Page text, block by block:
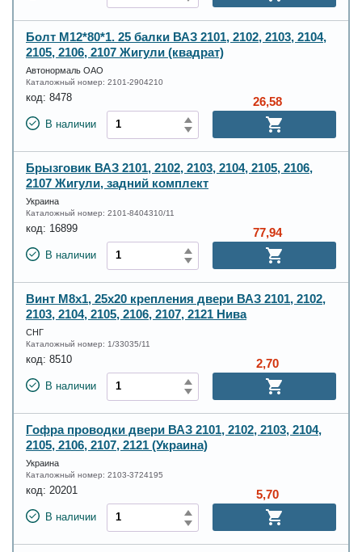
Болт М12*80*1. 25 балки ВАЗ 2101, 2102, 2103, 2104,
2105, 2106, 2107 Жигули (квадрат)
Автонормаль ОАО
Каталожный номер: 2101-2904210
код: 8478
В наличии
26,58
Брызговик ВАЗ 2101, 2102, 2103, 2104, 2105, 2106,
2107 Жигули, задний комплект
Украина
Каталожный номер: 2101-8404310/11
код: 16899
В наличии
77,94
Винт М8х1, 25х20 крепления двери ВАЗ 2101, 2102,
2103, 2104, 2105, 2106, 2107, 2121 Нива
СНГ
Каталожный номер: 1/33035/11
код: 8510
В наличии
2,70
Гофра проводки двери ВАЗ 2101, 2102, 2103, 2104,
2105, 2106, 2107, 2121 (Украина)
Украина
Каталожный номер: 2103-3724195
код: 20201
В наличии
5,70